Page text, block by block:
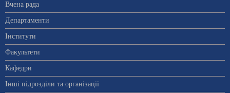
Вчена рада
Департаменти
Інститути
Факультети
Кафедри
Інші підрозділи та організації